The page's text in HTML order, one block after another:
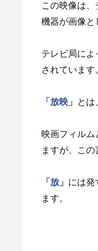
この映像は
機器が画像と
テレビ局に
されています
「放映」 とは
映画フィルム
ますが、こ
「放」 には発
ます。